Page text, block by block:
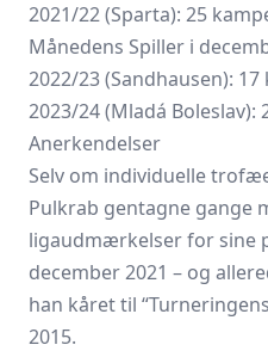
2021/22 (Sparta): 25
Månedens Spiller i
2022/23 (Sandhausen): 17
2023/24 (Mladá Boleslav):
Anerkendelser
Selv om individuelle
Pulkrab gentagne gange
ligaudmærkelser for sine
december 2021 – og
han kåret til
2015.